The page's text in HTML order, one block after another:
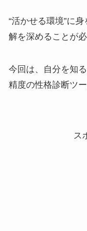
“活かせる環境”に
解を深めることが
今回は、自分を知
精度の性格診断ツ
ス